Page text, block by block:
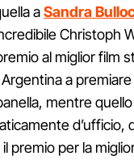
aSandra
Christoph
al miglior film
a premiare
mentre
d’ufficio,
premio per la